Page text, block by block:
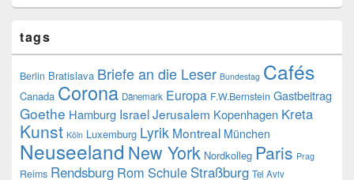
tags
Berlin Bratislava Briefe an die Leser Bundestag Cafés
Canada Corona Dänemark Europa F.W.Bernstein Gastbeitrag
Goethe Hamburg IsraelJerusalem Kopenhagen Kreta
Kunst Köln Luxemburg Lyrik Montreal München
Neuseeland New York Nordkolleg Paris Prag
Reims Rendsburg Rom Schule Straßburg Tel Aviv